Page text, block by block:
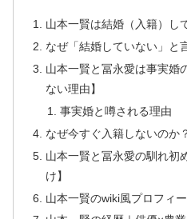
山本一賢は結婚（入籍）し
なぜ「結婚していない」と
山本一賢と冨永愛は事実婚
ない理由】
事実婚と噂される理由
なぜ今すぐ入籍しないのか
山本一賢と冨永愛の馴れ初
け】
山本一賢のwiki風プロフィ